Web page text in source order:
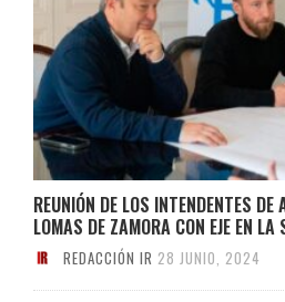
REUNIÓN DE LOS INTENDENTES
LOMAS DE ZAMORA CON EJE EN LA
REDACCIÓN IR 28 JUNIO, 2024